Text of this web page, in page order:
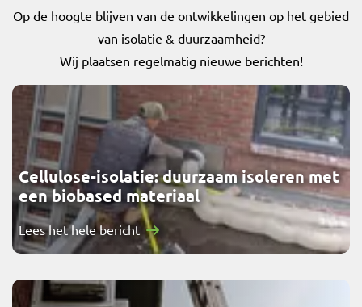
Op de hoogte blijven van de ontwikkelingen op het gebied
van isolatie & duurzaamheid?
Wij plaatsen regelmatig nieuwe berichten!
Cellulose-isolatie: duurzaam isoleren met
een biobased materiaal
Lees het hele bericht